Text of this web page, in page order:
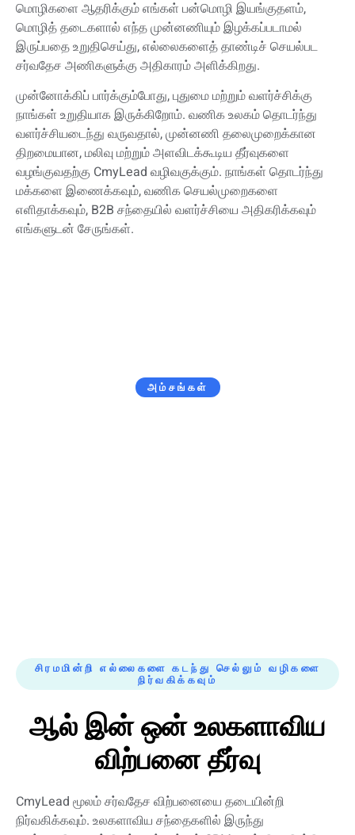
மொழிகளை ஆதரிக்கும் எங்கள் பன்மொழி இயங்குதளம்,
மொழித் தடைகளால் எந்த முன்னணியும் இழக்கப்படாமல்
இருப்பதை உறுதிசெய்து, எல்லைகளைத் தாண்டிச் செயல்பட
சர்வதேச அணிகளுக்கு அதிகாரம் அளிக்கிறது.
முன்னோக்கிப் பார்க்கும்போது, ​​புதுமை மற்றும் வளர்ச்சிக்கு
நாங்கள் உறுதியாக இருக்கிறோம். வணிக உலகம் தொடர்ந்து
வளர்ச்சியடைந்து வருவதால், முன்னணி தலைமுறைக்கான
திறமையான, மலிவு மற்றும் அளவிடக்கூடிய தீர்வுகளை
வழங்குவதற்கு CmyLead வழிவகுக்கும். நாங்கள் தொடர்ந்து
மக்களை இணைக்கவும், வணிக செயல்முறைகளை
எளிதாக்கவும், B2B சந்தையில் வளர்ச்சியை அதிகரிக்கவும்
எங்களுடன் சேருங்கள்.
அம்சங்கள்
சிரமமின்றி எல்லைகளை கடந்து செல்லும் வழிகளை
நிர்வகிக்கவும்
ஆல் இன் ஒன் உலகளாவிய
விற்பனை தீர்வு
CmyLead மூலம் சர்வதேச விற்பனையை தடையின்றி
நிர்வகிக்கவும். உலகளாவிய சந்தைகளில் இருந்து